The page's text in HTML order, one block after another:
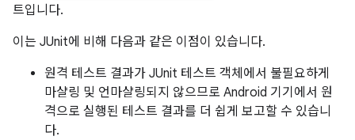
트입니다.
이는 JUnit에 비해 다음과 같은 이점이 있습니다.
원격 테스트 결과가 JUnit 테스트 객체에서 불필요하게
마샬링 및 언마샬링되지 않으므로 Android 기기에서 원
격으로 실행된 테스트 결과를 더 쉽게 보고할 수 있습니
다.